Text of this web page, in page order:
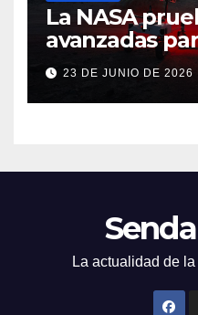
La NASA
avanzadas
exploradores
marcianos.
23 DE JUNIO DE 2026
La actualidad de